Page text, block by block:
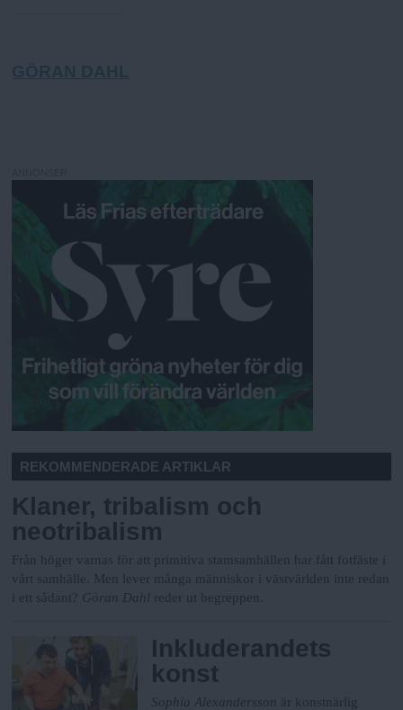
GÖRAN DAHL
REKOMMENDERADE ARTIKLAR
Klaner, tribalism och
neotribalism
Från höger varnas för att primitiva stamsamhällen har fått fotfäste i
vårt samhälle. Men lever många människor i västvärlden inte redan
i ett sådant? Göran Dahl reder ut begreppen.
Inkluderandets
konst
Sophia Alexandersson
är konstnärlig